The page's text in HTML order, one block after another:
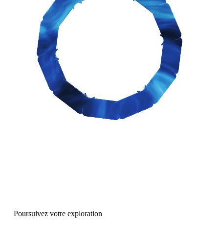
Poursuivez votre exploration